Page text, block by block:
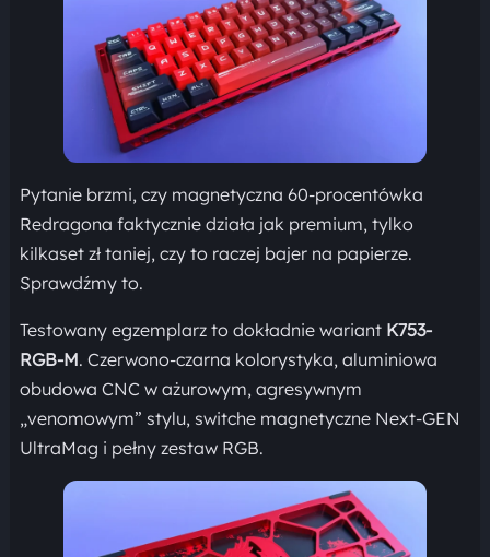
Pytanie brzmi, czy magnetyczna 60-procentówka
Redragona faktycznie działa jak premium, tylko
kilkaset zł taniej, czy to raczej bajer na papierze.
Sprawdźmy to.
Testowany egzemplarz to dokładnie wariant K753-
RGB-M. Czerwono-czarna kolorystyka, aluminiowa
obudowa CNC w ażurowym, agresywnym
„venomowym” stylu, switche magnetyczne Next-GEN
UltraMag i pełny zestaw RGB.